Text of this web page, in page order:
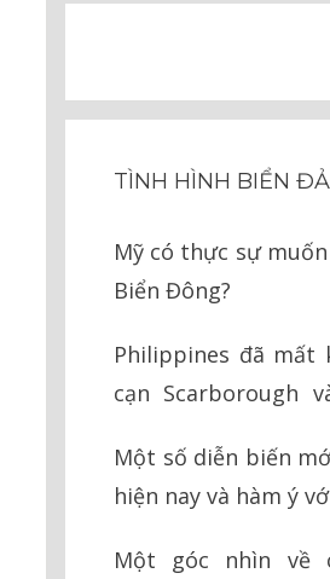
TÌNH HÌNH BIỂN
Mỹ có thực sự
Biển Đông?
Philippines đã mất
cạn Scarborough
Một số diễn biến
hiện nay và hàm ý
Một góc nhìn về